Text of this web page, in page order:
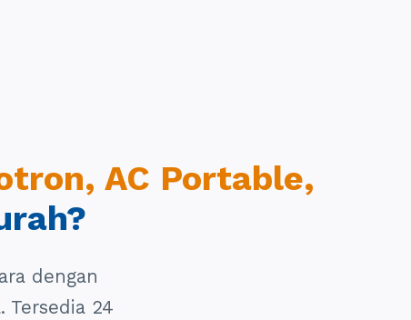
AC Portable,
dengan
Tersedia 24